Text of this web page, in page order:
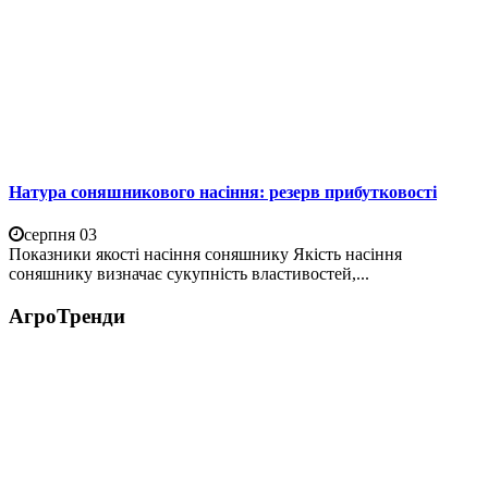
Натура соняшникового насіння: резерв прибутковості
серпня 03
Показники якості насіння соняшнику Якість насіння
соняшнику визначає сукупність властивостей,...
АгроТренди